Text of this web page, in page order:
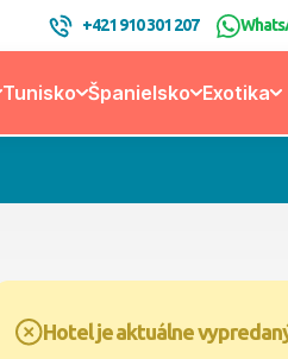
+421 910 301 207
Tunisko Španielsko Exotika
Hotel je aktuálne